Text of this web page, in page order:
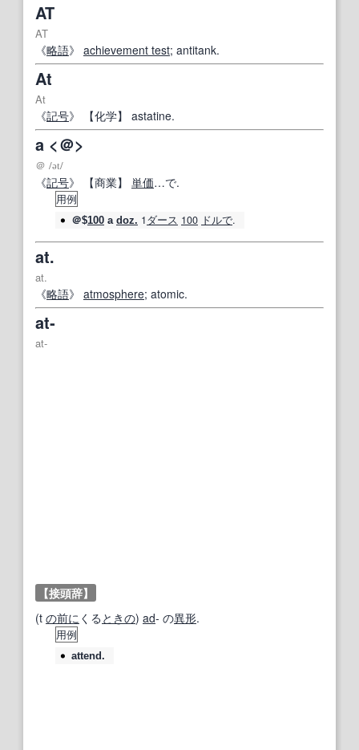
AT
AT
《略語》 achievement test; antitank.
At
At
《記号》 【化学】 astatine.
a <＠>
＠ /ət/
《記号》 【商業】 単価…で.
用例
＠$100 a doz. 1ダース 100 ドルで.
at.
at.
《略語》 atmosphere; atomic.
at‐
at‐
【接頭辞】
(t の前に くる ときの) ad‐ の異形.
用例
attend.